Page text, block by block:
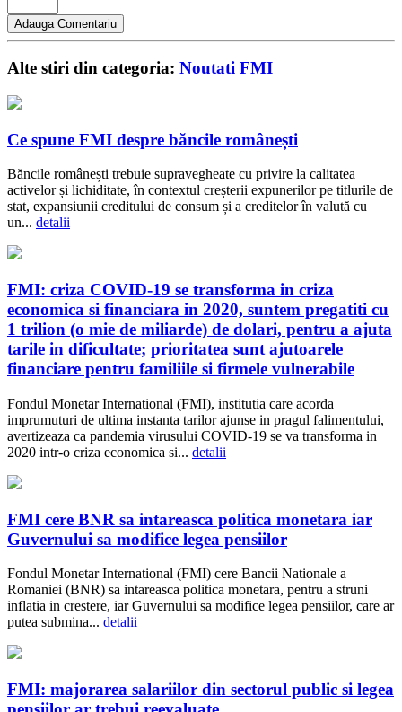
Alte stiri din categoria: Noutati FMI
Ce spune FMI despre băncile românești
Băncile românești trebuie supravegheate cu privire la calitatea
activelor și lichiditate, în contextul creșterii expunerilor pe titlurile de
stat, expansiunii creditului de consum și a creditelor în valută cu
un... detalii
FMI: criza COVID-19 se transforma in criza
economica si financiara in 2020, suntem pregatiti cu
1 trilion (o mie de miliarde) de dolari, pentru a ajuta
tarile in dificultate; prioritatea sunt ajutoarele
financiare pentru familiile si firmele vulnerabile
Fondul Monetar International (FMI), institutia care acorda
imprumuturi de ultima instanta tarilor ajunse in pragul falimentului,
avertizeaza ca pandemia virusului COVID-19 se va transforma in
2020 intr-o criza economica si... detalii
FMI cere BNR sa intareasca politica monetara iar
Guvernului sa modifice legea pensiilor
Fondul Monetar International (FMI) cere Bancii Nationale a
Romaniei (BNR) sa intareasca politica monetara, pentru a struni
inflatia in crestere, iar Guvernului sa modifice legea pensiilor, care ar
putea submina... detalii
FMI: majorarea salariilor din sectorul public si legea